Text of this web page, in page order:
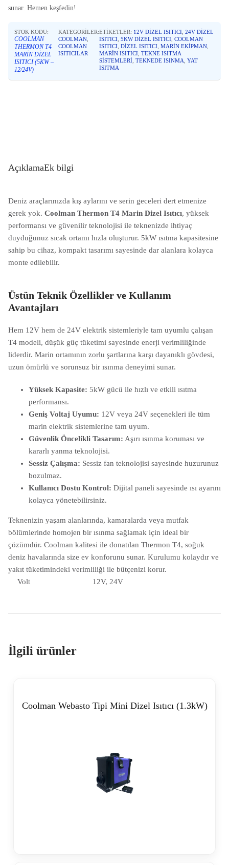
sunar. Hemen keşfedin!
STOK KODU:
COOLMAN
THERMON T4
MARIN DIZEL
ISITICI (5KW –
12/24V)
KATEGORILER:
COOLMAN
COOLMAN
ISITICILAR
ETIKETLER: 12V DIZEL ISITICI ,24V DIZEL
ISITICI ,5KW DIZEL ISITICI ,COOLMAN
ISITICI ,DIZEL ISITICI ,MARIN EKIPMAN
MARIN ISITICI ,TEKNE ISITMA
SISTEMLERI ,TEKNEDE ISINMA ,YAT
ISITMA
AçıklamaEk bilgi
Deniz araçlarınızda kış aylarını ve serin geceleri dert etmenize
gerek yok. Coolman Thermon T4 Marin Dizel Isıtıcı, yüksek
performansı ve güvenilir teknolojisi ile teknenizde ihtiyaç
duyduğunuz sıcak ortamı hızla oluşturur. 5kW ısıtma kapasitesine
sahip bu cihaz, kompakt tasarımı sayesinde dar alanlara kolayca
monte edilebilir.
Üstün Teknik Özellikler ve Kullanım
Avantajları
Hem 12V hem de 24V elektrik sistemleriyle tam uyumlu çalışan
T4 modeli, düşük güç tüketimi sayesinde enerji verimliliğinde
liderdir. Marin ortamının zorlu şartlarına karşı dayanıklı gövdesi,
uzun ömürlü ve sorunsuz bir ısınma deneyimi sunar.
Yüksek Kapasite: 5kW gücü ile hızlı ve etkili ısıtma
performansı.
Geniş Voltaj Uyumu: 12V veya 24V seçenekleri ile tüm
marin elektrik sistemlerine tam uyum.
Güvenlik Öncelikli Tasarım: Aşırı ısınma koruması ve
kararlı yanma teknolojisi.
Sessiz Çalışma: Sessiz fan teknolojisi sayesinde huzurunuz
bozulmaz.
Kullanıcı Dostu Kontrol: Dijital paneli sayesinde ısı ayarını
kolayca yönetebilirsiniz.
Teknenizin yaşam alanlarında, kamaralarda veya mutfak
bölümlerinde homojen bir ısınma sağlamak için ideal bir
çözümdür. Coolman kalitesi ile donatılan Thermon T4, soğuk
deniz havalarında size ev konforunu sunar. Kurulumu kolaydır ve
yakıt tüketimindeki verimliliği ile bütçenizi korur.
Volt
12V, 24V
İlgili ürünler
Coolman Webasto Tipi Mini Dizel Isıtıcı (1.3kW)